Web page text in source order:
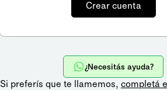
¿Necesitás ayuda?
Si preferís que te llamemos, completá